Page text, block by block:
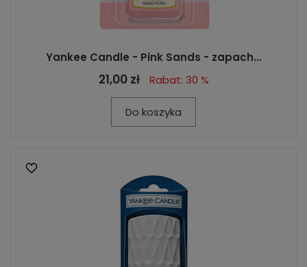
Yankee Candle - Pink Sands - zapach...
21,00 zł Rabat: 30 %
Do koszyka